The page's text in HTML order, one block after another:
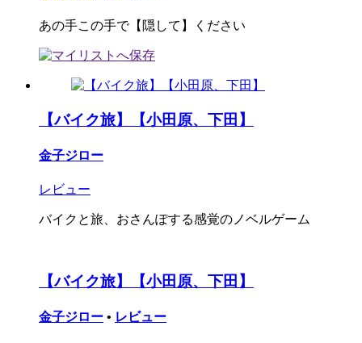
あの手この手で【隠して】ください
【バイク旅】【小田原、下田】
金子ジロー
レビュー
バイクと旅、おさんぽする感覚のノベルゲーム
【バイク旅】【小田原、下田】
金子ジロー • レビュー